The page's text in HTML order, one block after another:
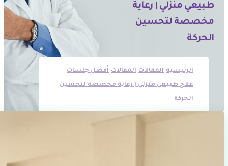
طبيعي منزلي | رعاية
مخصصة لتحسين
الحركة
الرئيسية المقالات المقالات أفضل جلسات
علاج طبيعي منزلي | رعاية مخصصة لتحسين
الحركة